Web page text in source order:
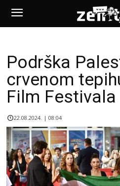
Podrška
crvenom
Film Festivala
22.08.2024. | 08:04